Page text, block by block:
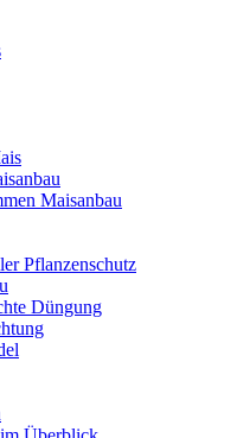
Maisanbau
Pflanzenschutz
Düngung